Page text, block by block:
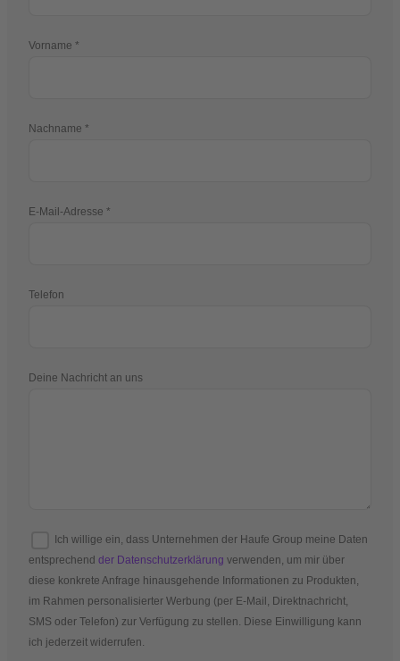
Vorname
Nachname
E-Mail-Adresse
Telefon
Deine Nachricht an uns
Ich willige ein, dass Unternehmen der Haufe Group meine Daten
entsprechend der Datenschutzerklärung verwenden, um mir über
diese konkrete Anfrage hinausgehende Informationen zu Produkten,
im Rahmen personalisierter Werbung (per E-Mail, Direktnachricht,
SMS oder Telefon) zur Verfügung zu stellen. Diese Einwilligung kann
ich jederzeit widerrufen.